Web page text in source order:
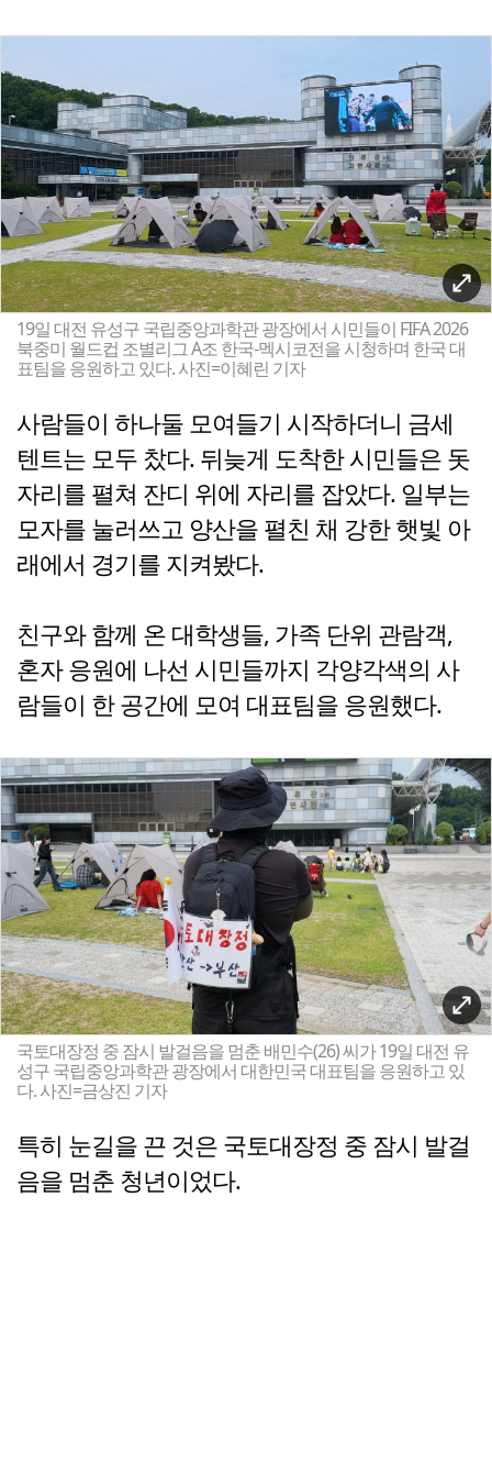
19일 대전 유성구 국립중앙과학관 광장에서 시민들이 FIFA 2026
북중미 월드컵 조별리그 A조 한국-멕시코전을 시청하며 한국 대
표팀을 응원하고 있다. 사진=이혜린 기자
사람들이 하나둘 모여들기 시작하더니 금세
텐트는 모두 찼다. 뒤늦게 도착한 시민들은 돗
자리를 펼쳐 잔디 위에 자리를 잡았다. 일부는
모자를 눌러쓰고 양산을 펼친 채 강한 햇빛 아
래에서 경기를 지켜봤다.
친구와 함께 온 대학생들, 가족 단위 관람객,
혼자 응원에 나선 시민들까지 각양각색의 사
람들이 한 공간에 모여 대표팀을 응원했다.
국토대장정 중 잠시 발걸음을 멈춘 배민수(26) 씨가 19일 대전 유
성구 국립중앙과학관 광장에서 대한민국 대표팀을 응원하고 있
다. 사진=금상진 기자
특히 눈길을 끈 것은 국토대장정 중 잠시 발걸
음을 멈춘 청년이었다.